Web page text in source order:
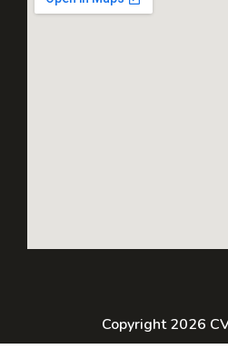
Copyright 2026